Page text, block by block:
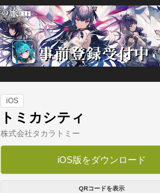
iOS
トミカシティ
株式会社タカラトミー
iOS版をダウンロード
QRコードを表示